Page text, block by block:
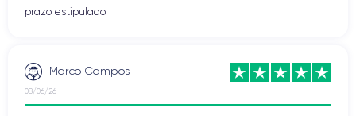
prazo estipulado.
Marco Campos
08/06/26